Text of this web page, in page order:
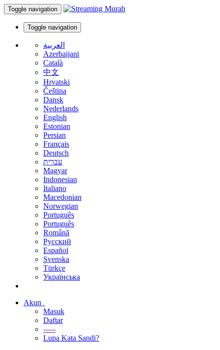
Toggle navigation
Toggle navigation
العربية
Azerbaijani
Català
中文
Hrvatski
Čeština
Dansk
Nederlands
English
Estonian
Persian
Français
Deutsch
עברית
Magyar
Indonesian
Italiano
Macedonian
Norwegian
Português
Português
Română
Русский
Español
Svenska
Türkçe
Українська
Akun
Masuk
Daftar
-----
Lupa Kata Sandi?